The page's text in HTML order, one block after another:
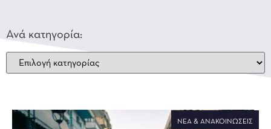
Ανά κατηγορία:
ΝΈΑ & ΑΝΑΚΟΙΝΏΣΕΙΣ